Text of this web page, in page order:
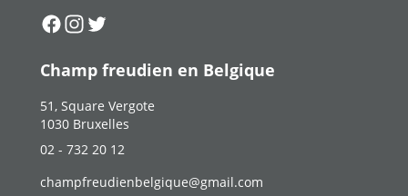
Suivez-nous sur
Suivez-nous sur
Suivez-nous sur
Champ freudien en Belgique
51, Square Vergote
1030 Bruxelles
02 - 732 20 12
champfreudienbelgique@gmail.com